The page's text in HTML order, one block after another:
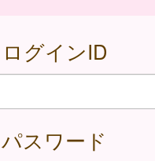
ログインID
パスワード